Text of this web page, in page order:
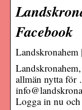
Facebook
Landskronahem
allmän nytta
Logga in nu